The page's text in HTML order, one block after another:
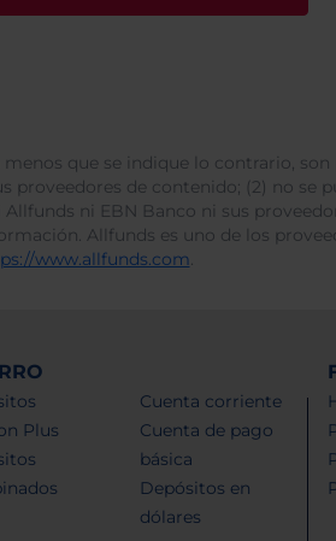
menos que se indique lo contrario,
proveedores de contenido; (2) no se
ni EBN Banco ni sus
Allfunds es uno de los
www.allfunds.com.
Plus
Cuenta corriente
Cuenta de pago
básica
Depósitos en
dólares